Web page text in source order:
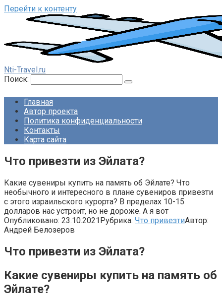
Перейти к контенту
Nti-Travel.ru
Поиск:
Главная
Автор проекта
Политика конфиденциальности
Контакты
Карта сайта
Что привезти из Эйлата?
Какие сувениры купить на память об Эйлате? Что
необычного и интересного в плане сувениров привезти
с этого израильского курорта? В пределах 10-15
долларов нас устроит, но не дороже. А я вот
Опубликовано: 23.10.2021Рубрика: Что привезтиАвтор:
Андрей Белозеров
Что привезти из Эйлата?
Какие сувениры купить на память об
Эйлате?